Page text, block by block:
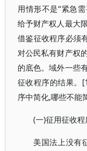
用情形不是“紧急
给予财产权人最大
借鉴征收程序必须
对公民私有财产权
的底色。域外一些
征收程序的结果。
序中简化,哪些不能
(一)征用征收
美国法上没有